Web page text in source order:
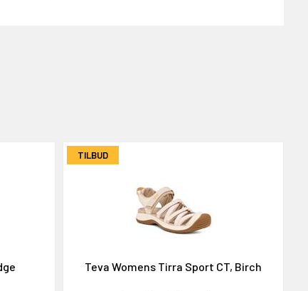
TILBUD
Teva Womens Tirra Sport CT, Birch